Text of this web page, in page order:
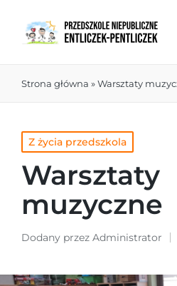
Strona główna »Warsztaty
Z życia przedszkola
Warsztaty
muzyczne
Dodany przez Administrator